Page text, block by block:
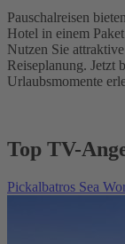
Pauschalreisen
Hotel in einem
Nutzen Sie
Reiseplanung. Jetzt
Urlaubsmomente
Top TV-
Pickalbatros Sea